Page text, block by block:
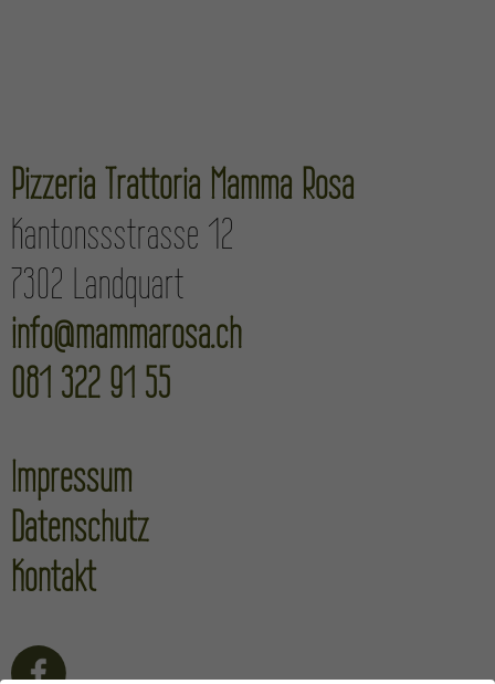
Pizzeria Trattoria Mamma Rosa
Kantonssstrasse 12
7302 Landquart
info@mammarosa.ch
081 322 91 55
Impressum
Datenschutz
Kontakt